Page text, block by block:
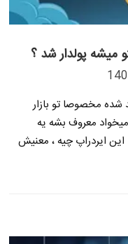
میشه پولدار شد ؟
شده مخصوصا تو بازار
معروف بشه یه
این ایردراپ چیه ، معنیش